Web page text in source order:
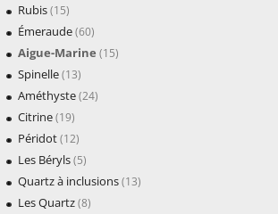
Rubis(15)
Émeraude(60)
Aigue-Marine (15)
Spinelle(13)
Améthyste(24)
Citrine(19)
Péridot(12)
Les Béryls(5)
Quartz à inclusions(13)
Les Quartz(8)